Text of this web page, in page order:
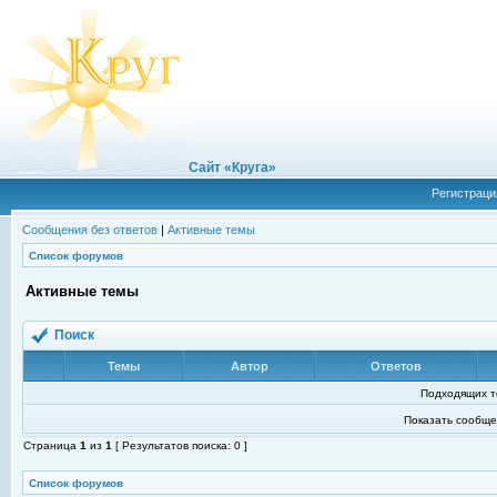
Сайт «Круга»
Сообщения без ответов | Активные темы
Список форумов
Активные темы
Поиск
Темы Автор Ответов
Подходящих
Показать
Страница 1 из 1 [ Результатов поиска: 0 ]
Список форумов